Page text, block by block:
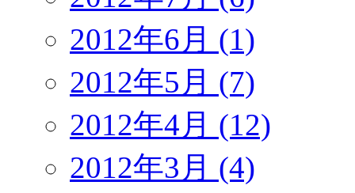
2012年6月 (1)
2012年5月 (7)
2012年4月 (12)
2012年3月 (4)